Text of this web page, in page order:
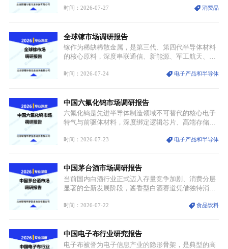
服不再局限于传统节日、古风活动等小众场景，逐步
重要载体。同时，行业标准落地、生产技术升级、原
创设计能力提升，进一步夯实产业发展根基，吸引传
统服饰品牌、文旅企业等跨界入局，市场活力持续释
时间：2026-07-27 消费品
全球镓市场调研报告
镓作为稀缺稀散金属，是第三代、第四代半导体材料
的核心原料，深度串联通信、新能源、军工航天、光
与大国科技博弈的关键战略资源。镓并非传统大宗金
领域渗透”的战略体系，成为全球科技产业运转的刚
需资源。
时间：2026-07-24 电子产品和半导体
中国六氟化钨市场调研报告
六氟化钨是先进半导体制造领域不可替代的核心电子
特气与前驱体材料，深度绑定逻辑芯片、高端存储芯
沉积（CVD）、原子层沉积（ALD）工艺专用前驱体
密制造流程。
时间：2026-07-23 电子产品和半导体
中国茅台酒市场调研报告
当前国内白酒行业正式迈入存量竞争加剧、消费分层
显著的全新发展阶段，酱香型白酒赛道凭借独特消费
道。贵州茅台凭借独一无二的核心产区壁垒、刚性产
业。
时间：2026-07-22 食品饮料
中国电子布行业研究报告
电子布被誉为电子信息产业的隐形骨架，是典型的高